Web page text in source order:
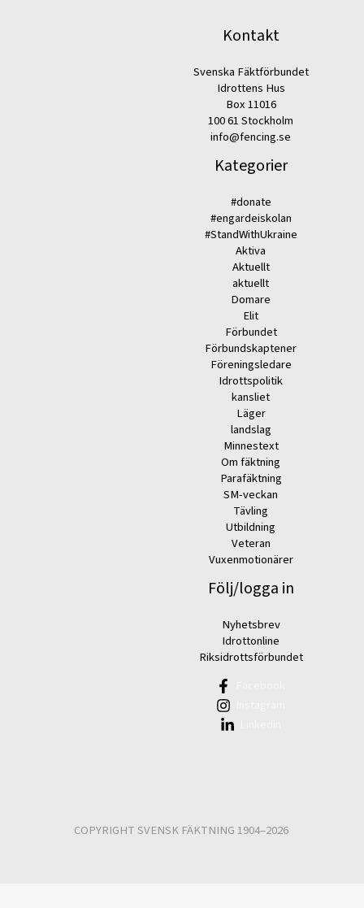
Kontakt
Svenska Fäktförbundet
Idrottens Hus
Box 11016
100 61 Stockholm
info@fencing.se
Kategorier
#donate
#engardeiskolan
#StandWithUkraine
Aktiva
Aktuellt
aktuellt
Domare
Elit
Förbundet
Förbundskaptener
Föreningsledare
Idrottspolitik
kansliet
Läger
landslag
Minnestext
Om fäktning
Parafäktning
SM-veckan
Tävling
Utbildning
Veteran
Vuxenmotionärer
Följ/logga in
Nyhetsbrev
Idrottonline
Riksidrottsförbundet
COPYRIGHT SVENSK FÄKTNING 1904–2026